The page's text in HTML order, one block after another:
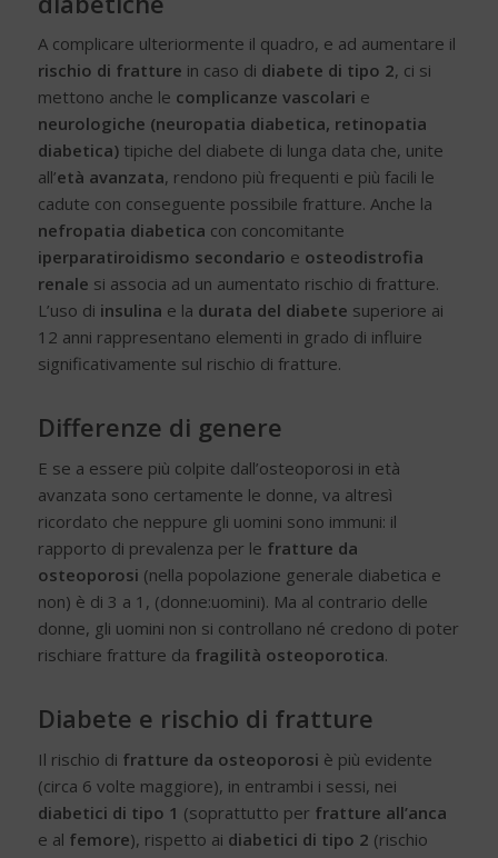
A complicare ulteriormente il quadro, e ad aumentare il
rischio di fratture in caso di diabete di tipo 2, ci si
mettono anche le complicanze vascolari e
neurologiche (neuropatia diabetica, retinopatia
diabetica) tipiche del diabete di lunga data che, unite
all’età avanzata, rendono più frequenti e più facili le
cadute con conseguente possibile fratture. Anche la
nefropatia diabetica con concomitante
iperparatiroidismo secondario e osteodistrofia
renale si associa ad un aumentato rischio di fratture.
L’uso di insulina e la durata del diabete superiore ai
12 anni rappresentano elementi in grado di influire
significativamente sul rischio di fratture.
Differenze di genere
E se a essere più colpite dall’osteoporosi in età
avanzata sono certamente le donne, va altresì
ricordato che neppure gli uomini sono immuni: il
rapporto di prevalenza per le fratture da
osteoporosi (nella popolazione generale diabetica e
non) è di 3 a 1, (donne:uomini). Ma al contrario delle
donne, gli uomini non si controllano né credono di poter
rischiare fratture da fragilità osteoporotica.
Diabete e rischio di fratture
Il rischio di fratture da osteoporosi è più evidente
(circa 6 volte maggiore), in entrambi i sessi, nei
diabetici di tipo 1 (soprattutto per fratture all’anca
e al femore), rispetto ai diabetici di tipo 2 (rischio